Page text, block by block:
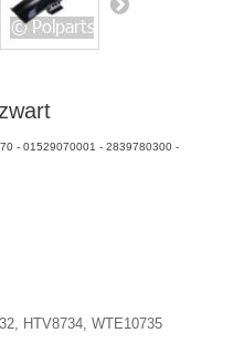
- 01529070001 - 2839780300 -
HTV8734, WTE10735